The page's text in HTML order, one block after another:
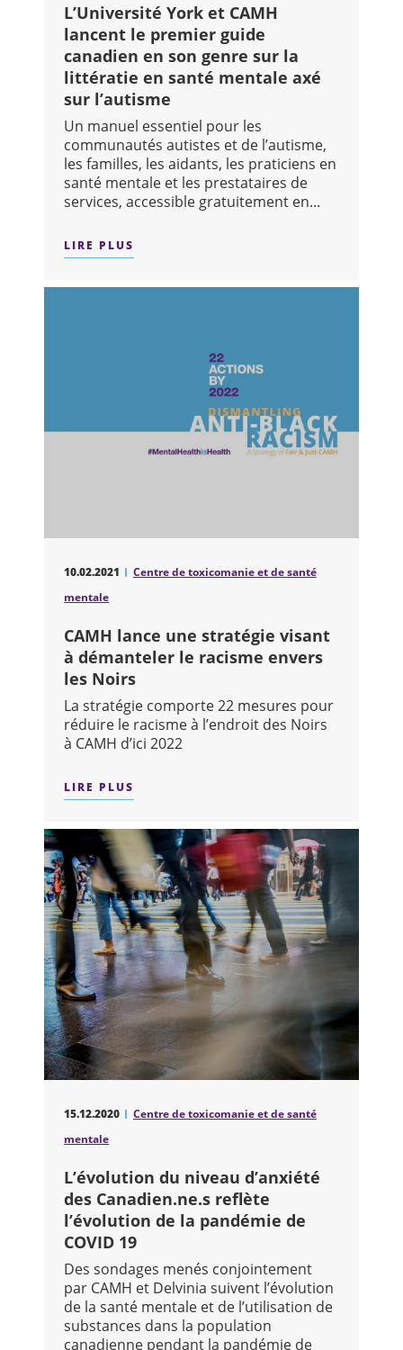
L’Université York et CAMH
lancent le premier guide
canadien en son genre sur la
littératie en santé mentale axé
sur l’autisme
Un manuel essentiel pour les
communautés autistes et de l’autisme,
les familles, les aidants, les praticiens en
santé mentale et les prestataires de
services, accessible gratuitement en...
LIRE PLUS
10.02.2021
Centre de toxicomanie et de santé
mentale
CAMH lance une stratégie visant
à démanteler le racisme envers
les Noirs
La stratégie comporte 22 mesures pour
réduire le racisme à l’endroit des Noirs
à CAMH d’ici 2022
LIRE PLUS
15.12.2020
Centre de toxicomanie et de santé
mentale
L’évolution du niveau d’anxiété
des Canadien.ne.s reflète
l’évolution de la pandémie de
COVID 19
Des sondages menés conjointement
par CAMH et Delvinia suivent l’évolution
de la santé mentale et de l’utilisation de
substances dans la population
canadienne pendant la pandémie de